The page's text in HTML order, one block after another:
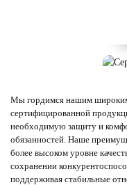
Мы гордимся нашим
сертифицированной
необходимую защиту и
обязанностей. Наше
более высоком уровне
сохранении
поддерживая стабильные